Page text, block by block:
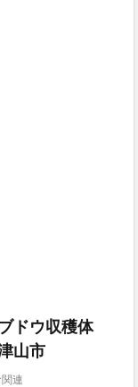
ドウ収穫体
山市
連